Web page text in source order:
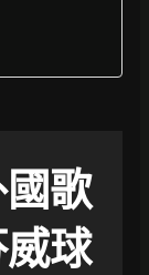
歌
球